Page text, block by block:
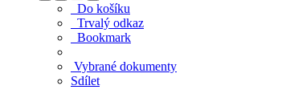
Do košíku
Trvalý odkaz
Bookmark
Vybrané dokumenty
Sdílet